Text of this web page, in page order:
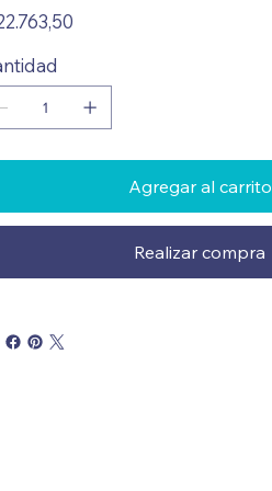
Agregar al carrito
Realizar compra